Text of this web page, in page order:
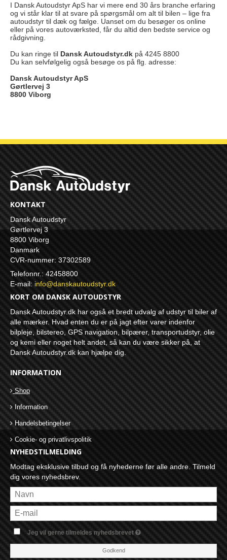
I Dansk Autoudstyr ApS har vi mere end 30 års branche erfaring
og vi står klar til at svare på spørgsmål om alt til bilen – lige fra
autoudstyr til dæk og fælge. Uanset om du besøger os online
eller på vores autoværksted, får du altid den bedste service og
rådgivning.
Du kan ringe til Dansk Autoudstyr.dk på 4245 8800
Du kan selvfølgelig også besøge os på flg. adresse:
Dansk Autoudstyr ApS
Gørtlervej 3
8800 Viborg
KONTAKT
Dansk Autoudstyr
Gørtlervej 3
8800 Viborg
Danmark
CVR-nummer: 37302589
Telefonnr.: 42458800
E-mail: info@danskautoudstyr.dk
KORT OM DANSK AUTOUDSTYR
Dansk Autoudstyr.dk har også et bredt udvalg af udstyr til biler af
alle mærker. Hvad enten du er på jagt efter varer indenfor
bilpleje, bilstereo, GPS navigation, bilpærer, transportudstyr, olie
og kemi eller noget helt andet, så kan du være sikker på, at
Dansk Autoudstyr.dk kan hjælpe dig.
INFORMATION
Shop
Information
Handelsbetingelser
Cookie- og privatlivspolitik
NYHEDSTILMELDING
Modtag eksklusive tilbud og få nyhederne før alle andre. Tilmeld
dig vores nyhedsbrev.
Jeg vil gerne tilmeldes nyhedsbrevet
Godkend